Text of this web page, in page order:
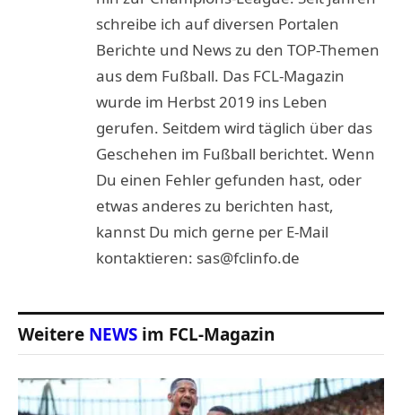
schreibe ich auf diversen Portalen
Berichte und News zu den TOP-Themen
aus dem Fußball. Das FCL-Magazin
wurde im Herbst 2019 ins Leben
gerufen. Seitdem wird täglich über das
Geschehen im Fußball berichtet. Wenn
Du einen Fehler gefunden hast, oder
etwas anderes zu berichten hast,
kannst Du mich gerne per E-Mail
kontaktieren: sas@fclinfo.de
Weitere NEWS im FCL-Magazin